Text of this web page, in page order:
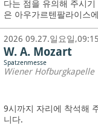
다는 점을 유의해 주시
은 아우가르텐팔라이스
2026 09.27.일요일
W. A. Mozart
Spatzenmesse
Wiener Hofburgkapelle
9시까지 자리에 착석해
니다.